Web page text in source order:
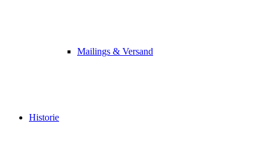
Mailings & Versand
Historie